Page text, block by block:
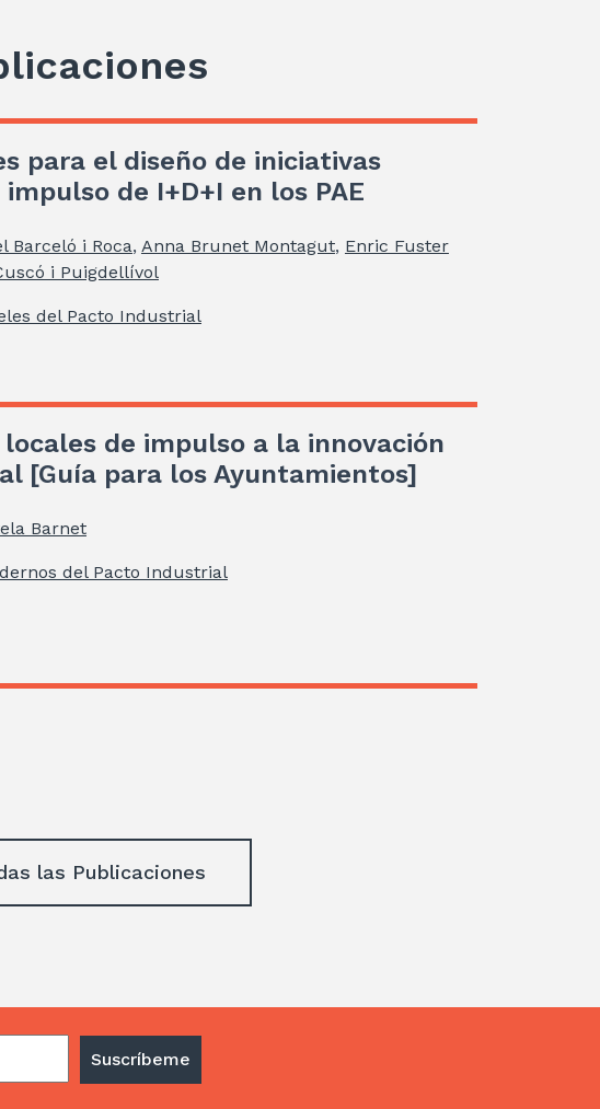
para el diseño de iniciativas
de I+D+I en los PAE
Barceló i Roca, Anna Brunet Montagut, Enric Fuster
i Puigdellívol
del Pacto Industrial
de impulso a la innovación
[Guía para los Ayuntamientos]
Barnet
del Pacto Industrial
las Publicaciones